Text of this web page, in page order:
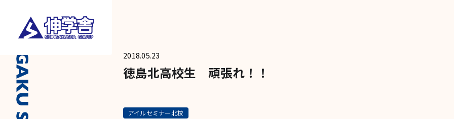
2018.05.23
徳島北高校生 頑張れ！！
アイルセミナー北校